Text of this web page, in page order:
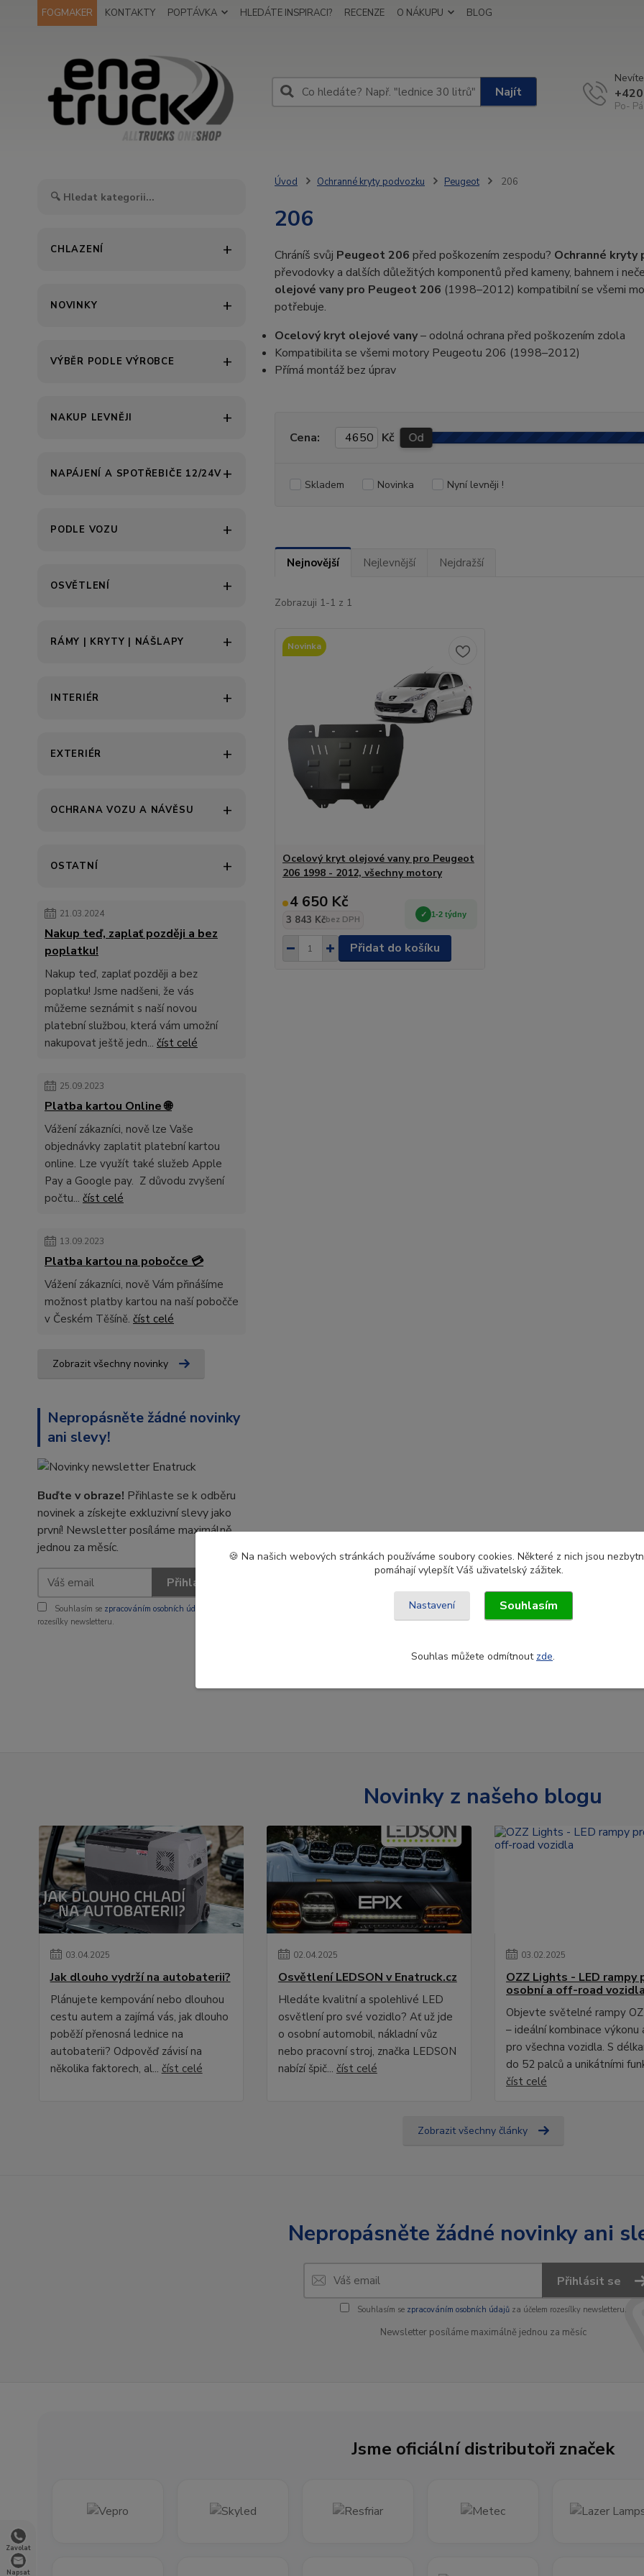
Zavolat
Napsat
FOGMAKER KONTAKTY POPTÁVKA HLEDÁTE INSPIRACI? RECENZE O NÁKUPU BLOG
Najít
Po-
CHLAZENÍ
NOVINKY
VÝBĚR PODLE VÝROBCE
NAKUP LEVNĚJI
NAPÁJENÍ A SPOTŘEBIČE 12/24V
PODLE VOZU
OSVĚTLENÍ
RÁMY | KRYTY | NÁŠLAPY
INTERIÉR
EXTERIÉR
OCHRANA VOZU A NÁVĚSU
OSTATNÍ
21.03.2024
Nakup teď, zaplať později a bez
poplatku!
Nakup teď, zaplať později a bez
poplatku! Jsme nadšeni, že vás
můžeme seznámit s naší novou
platební službou, která vám umožní
nakupovat ještě jedn... číst celé
25.09.2023
Platba kartou Online 🌐
Vážení zákazníci, nově lze Vaše
objednávky zaplatit platební kartou
online. Lze využít také služeb Apple
Pay a Google pay. Z důvodu zvyšení
počtu... číst celé
13.09.2023
Platba kartou na pobočce 💳
Vážení zákazníci, nově Vám přinášíme
možnost platby kartou na naší pobočče
v Českém Těšíně. číst celé
Zobrazit všechny novinky
Nepropásněte žádné novinky
ani slevy!
Buďte v obraze! Přihlaste se k odběru
novinek a získejte exkluzivní slevy jako
první! Newsletter posíláme maximálně
jednou za měsíc.
Přihlásit se
Souhlasím se zpracováním osobních údajů
rozesílky newsletteru.
Úvod Ochranné kryty podvozku Peugeot 206
206
Chráníš svůj Peugeot 206 před poškozením zespodu? Ochranné kryty
převodovky a dalších důležitých komponentů před kameny, bahnem i
olejové vany pro Peugeot 206 (1998–2012) kompatibilní se všemi
potřebuje.
Ocelový kryt olejové vany– odolná ochrana před poškozením zdola
Kompatibilita se všemi motory Peugeotu 206 (1998–2012)
Přímá montáž bez úprav
Cena: Kč Od
Skladem Novinka Nyní levněji !
Nejnovější Nejlevnější Nejdražší
Zobrazuji 1-1 z 1
Novinka
Ocelový kryt olejové vany pro Peugeot
206 1998 - 2012, všechny motory
4 650 Kč
3 843 Kčbez DPH
1-2 týdny
Přidat do košíku
Novinky z našeho blogu
03.04.2025
Jak dlouho vydrží na autobaterii?
Plánujete kempování nebo dlouhou
cestu autem a zajímá vás, jak dlouho
poběží přenosná lednice na
autobaterii? Odpověď závisí na
několika faktorech, al... číst celé
02.04.2025
Osvětlení LEDSON v Enatruck.cz
Hledáte kvalitní a spolehlivé LED
osvětlení pro své vozidlo? Ať už jde
o osobní automobil, nákladní vůz
nebo pracovní stroj, značka LEDSON
nabízí špič... číst celé
03.02.2025
OZZ Lights - LED rampy
osobní a off-road vozidla
Objevte světelné rampy
– ideální kombinace výkonu
pro všechna vozidla. S
do 52 palců a unikátními
číst celé
Zobrazit všechny články
Nepropásněte žádné novinky ani
Přihlásit se
Souhlasím se zpracováním osobních údajůza účelem rozesílky newsletteru.
Newsletter posíláme maximálně jednou za měsíc
Jsme oficiální distributoři značek
🍪 Na našich webových stránkách používáme soubory cookies. Některé z nich jsou
pomáhají vylepšít Váš uživatelský zážitek.
Nastavení Souhlasím
Souhlas můžete odmítnout zde.